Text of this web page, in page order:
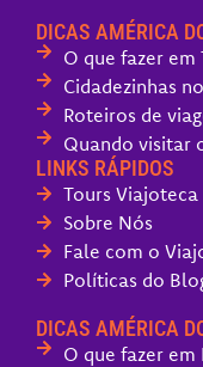
DICAS AMÉRICA
O que fazer
Cidadezinhas
Roteiros de
Quando visitar
LINKS RÁPIDOS
Tours Viajoteca
Sobre Nós
Fale com o
Políticas do
DICAS AMÉRICA
O que fazer em